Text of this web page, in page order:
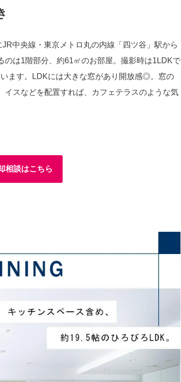
中央線・東京メトロ丸の内線「四ツ谷」駅から
は1階部分、約61㎡のお部屋。撮影時は1LDKで
ます。LDKには大きな窓があり開放感◎。窓の
スなどを配置すれば、カフェテラスのような気
相談はこちら